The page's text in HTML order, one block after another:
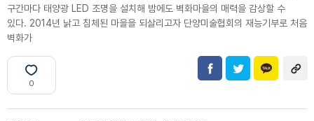
구간마다 태양광 LED 조명을 설치해 밤에도 벽화마을의 매력을 감상할 수
있다. 2014년 낡고 침체된 마을을 되살리고자 단양미술협회의 재능기부로 처음
벽화가
0